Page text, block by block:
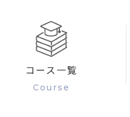
コース一覧
Course